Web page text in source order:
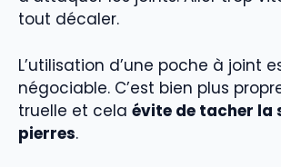
tout décaler.
L’utilisation d’une poche à joint
négociable. C’est bien plus
truelle et cela évite de tacher la
pierres.